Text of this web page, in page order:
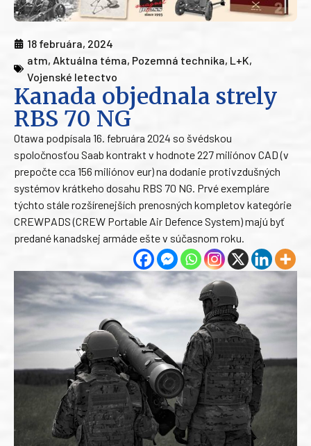
18 februára, 2024
atm, Aktuálna téma, Pozemná technika, L+K,
Vojenské letectvo
Kanada objednala strely
RBS 70 NG
Otawa podpísala 16. februára 2024 so švédskou
spoločnosťou Saab kontrakt v hodnote 227 miliónov CAD (v
prepočte cca 156 miliónov eur) na dodanie protivzdušných
systémov krátkeho dosahu RBS 70 NG. Prvé exempláre
týchto stále rozšírenejších prenosných kompletov kategórie
CREWPADS (CREW Portable Air Defence System) majú byť
predané kanadskej armáde ešte v súčasnom roku.